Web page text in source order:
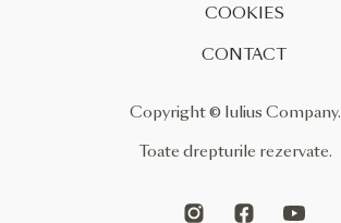
COOKIES
CONTACT
Copyright © Iulius Company.
Toate drepturile rezervate.